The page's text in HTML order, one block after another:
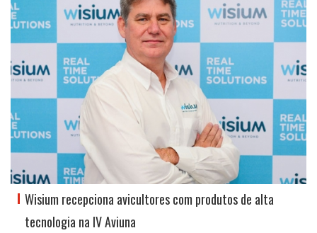
Wisium recepciona avicultores com produtos de alta
tecnologia na IV Aviuna